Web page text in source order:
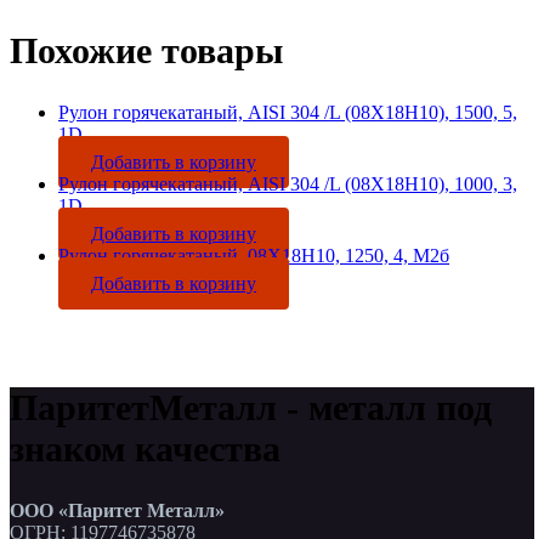
Похожие товары
Рулон горячекатаный, AISI 304 /L (08Х18Н10), 1500, 5,
1D
Добавить в корзину
Рулон горячекатаный, AISI 304 /L (08Х18Н10), 1000, 3,
1D
Добавить в корзину
Рулон горячекатаный, 08Х18Н10, 1250, 4, М2б
Добавить в корзину
ПаритетМеталл - металл под
знаком качества
ООО «Паритет Металл»
ОГРН: 1197746735878